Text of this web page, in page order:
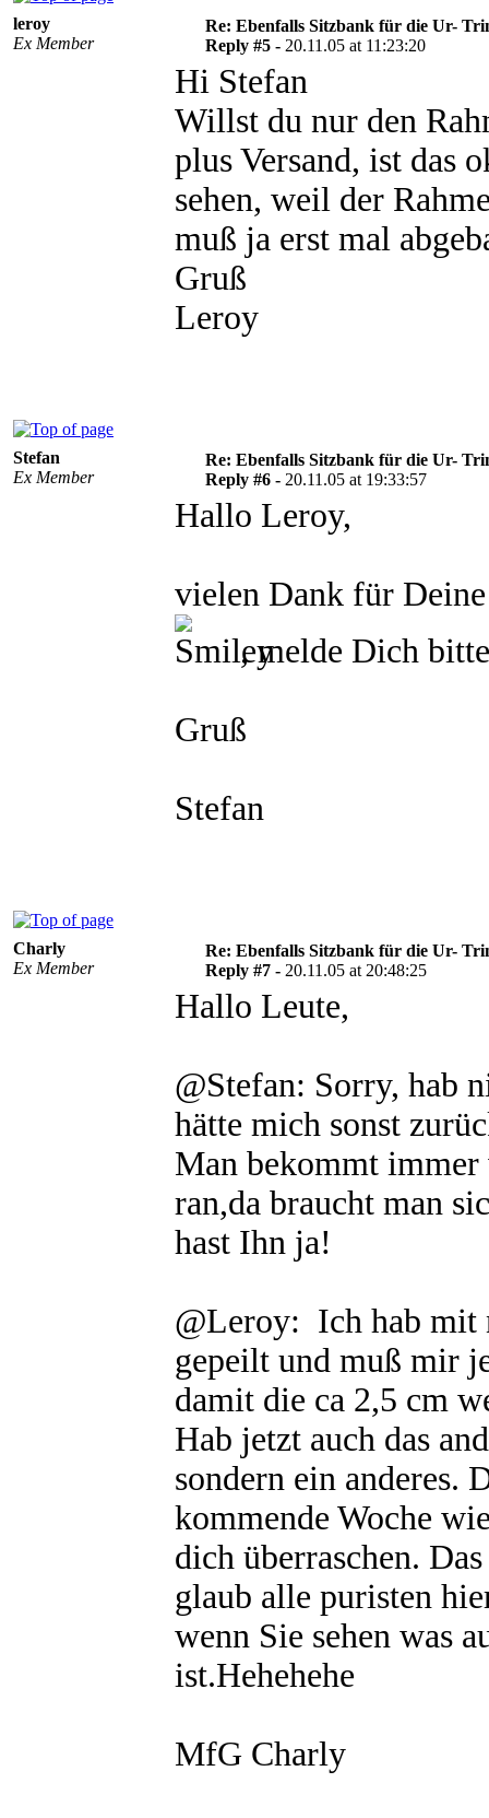
leroy
Ex Member
Re: Ebenfalls Sitzbank für die Ur-
Reply #5 - 20.11.05 at 11:23:20
Hi Stefan
Willst du nur den
plus Versand, ist das
sehen, weil der
muß ja erst mal
Gruß
Leroy
Stefan
Ex Member
Re: Ebenfalls Sitzbank für die Ur-
Reply #6 - 20.11.05 at 19:33:57
Hallo Leroy,
vielen Dank für
, melde Dich
Gruß
Stefan
Charly
Ex Member
Re: Ebenfalls Sitzbank für die Ur-
Reply #7 - 20.11.05 at 20:48:25
Hallo Leute,
@Stefan: Sorry, hab
hätte mich sonst
Man bekommt immer
ran,da braucht man
hast Ihn ja!
@Leroy: Ich hab mit
gepeilt und muß mir
damit die ca 2,5 cm
Hab jetzt auch das
sondern ein anderes.
kommende Woche
dich überraschen.
glaub alle puristen
wenn Sie sehen was
ist.Hehehehe
MfG Charly